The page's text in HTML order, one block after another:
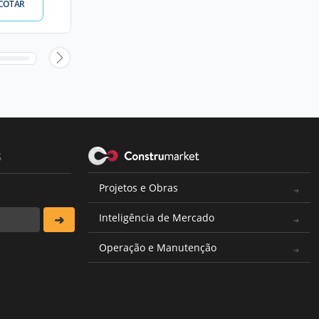
Projetos e Obras
Inteligência de Mercado
Operação e Manutenção